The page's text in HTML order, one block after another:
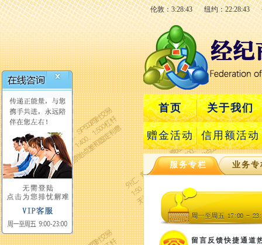
伦敦：3:28:44 纽约：22:28:44
首页 关于我们
赠金活动 信用额活动
服务专栏 业务专
留言反馈快捷通道